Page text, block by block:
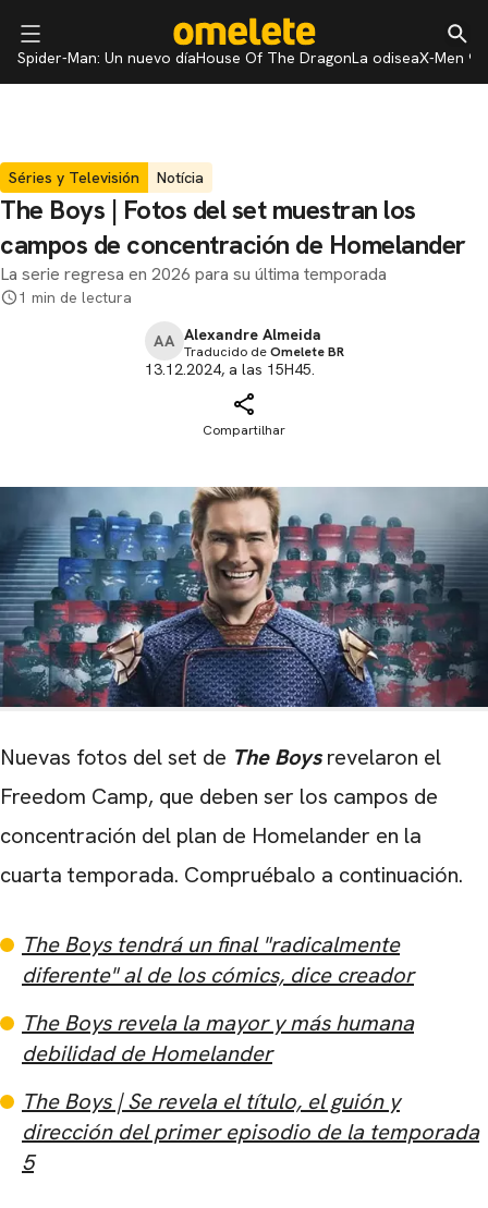
Spider-Man: Un nuevo díaHouse Of The DragonLa odiseaX-Men 97
Séries y Televisión Notícia
The Boys | Fotos del set muestran los
campos de concentración de Homelander
La serie regresa en 2026 para su última temporada
1 min de lectura
AA Alexandre Almeida
Traducido deOmelete BR
13.12.2024, a las 15H45.
Compartilhar
Nuevas fotos del set de The Boysrevelaron el
Freedom Camp, que deben ser los campos de
concentración del plan de Homelander en la
cuarta temporada. Compruébalo a continuación.
The Boys tendrá un final "radicalmente
diferente" al de los cómics, dice creador
The Boys revela la mayor y más humana
debilidad de Homelander
The Boys | Se revela el título, el guión y
dirección del primer episodio de la temporada
5